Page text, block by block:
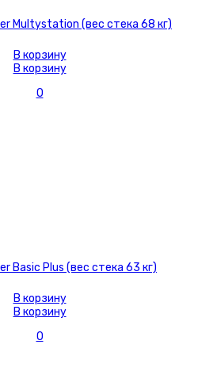
Multystation (вес стека 68 кг)
В корзину
В корзину
0
Basic Plus (вес стека 63 кг)
В корзину
В корзину
0